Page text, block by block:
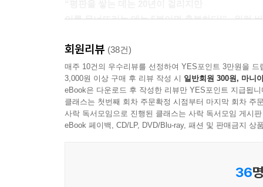
널 브랜드를 홍보하는 가장 손쉬운 수단이다. 당
고 각종 비즈니스 회의, 식사 자리, 행사, 파티, 학
--- p. 138
소셜 미디어가 기업계를 뒤흔들고 있다. 2003년
한 서비스는 소셜 미디어가 탄생하기 전에 인간
역사를 통틀어 함께하는 식사란 상대방에게 관
이를 무너뜨리는 데는 5분이면 충분하다!” _워런
“왜 남들과 똑같이 일하고도 인정받지 못하는 걸
예상치도 못한 사람이 당신을 판단하는 기준이
수도 있는 것이다. 이 책은 당신이 간과하고 있는
책의 책장을 넘기면서 지금껏 의도하지 않은 사
행동했어야 했는데!’ ‘그게 틀렸던 거였구나’라고
떨어지게 만든다는 사실을 깨달았다. 비즈니
회원리뷰 (38건)
매주 10건의 우수리뷰를 선정하여 YES포인트 3만원을 드
3,000원 이상 구매 후 리뷰 작성 시 일반회원 300원, 마니
eBook은 다운로드 후 작성한 리뷰만 YES포인트 지급됩니
클래스는 첫번째 회차 주문확정 시점부터 마지막 회차 주
사락 독서모임으로 진행된 클래스는 사락 독서모임 게시
eBook 페이백, CD/LP, DVD/Blu-ray, 패션 및 판매금지 상
36